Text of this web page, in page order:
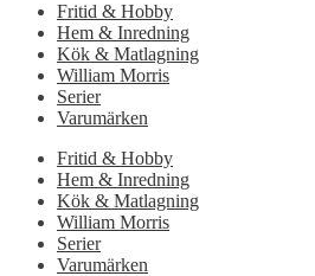
Fritid & Hobby
Hem & Inredning
Kök & Matlagning
William Morris
Serier
Varumärken
Fritid & Hobby
Hem & Inredning
Kök & Matlagning
William Morris
Serier
Varumärken